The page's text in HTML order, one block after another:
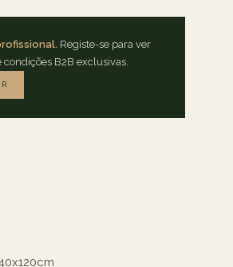
Registe-se para ver
condições B2B exclusivas.